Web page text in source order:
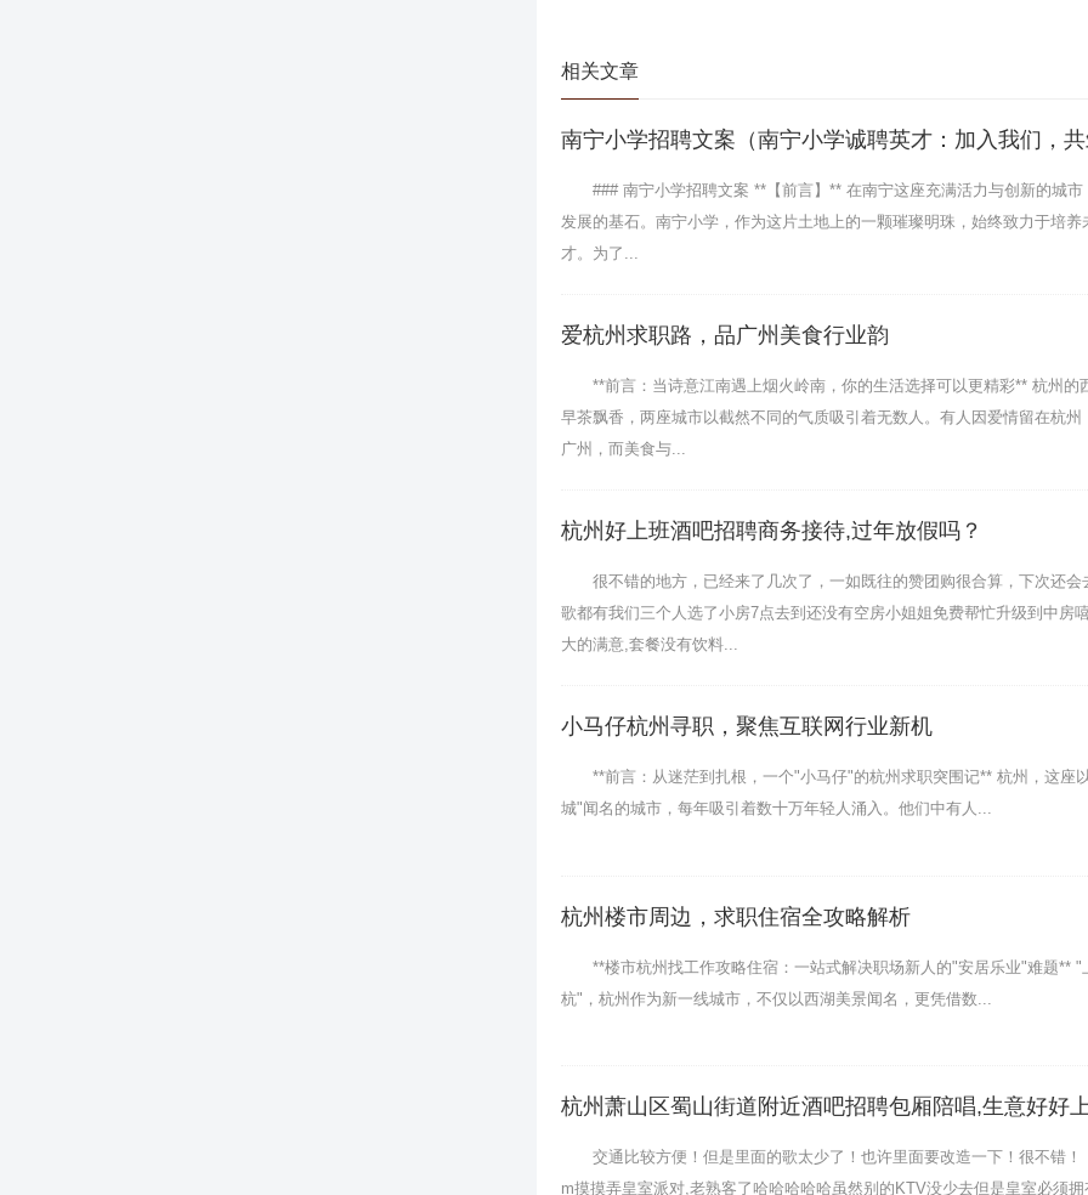
相关文章
南宁小学招聘文案（南宁小学诚聘英才：加入我们，
### 南宁小学招聘文案 **【前言】** 在南宁这座充满活力与创新的城市
发展的基石。南宁小学，作为这片土地上的一颗璀璨明珠，始终致力于培养
才。为了...
爱杭州求职路，品广州美食行业韵
**前言：当诗意江南遇上烟火岭南，你的生活选择可以更精彩** 杭州的
早茶飘香，两座城市以截然不同的气质吸引着无数人。有人因爱情留在杭州
广州，而美食与...
杭州好上班酒吧招聘商务接待,过年放假吗？
很不错的地方，已经来了几次了，一如既往的赞团购很合算，下次还会
歌都有我们三个人选了小房7点去到还没有空房小姐姐免费帮忙升级到中房
大的满意,套餐没有饮料...
小马仔杭州寻职，聚焦互联网行业新机
**前言：从迷茫到扎根，一个"小马仔"的杭州求职突围记** 杭州，这座
城"闻名的城市，每年吸引着数十万年轻人涌入。他们中有人...
杭州楼市周边，求职住宿全攻略解析
**楼市杭州找工作攻略住宿：一站式解决职场新人的"安居乐业"难题** "
杭"，杭州作为新一线城市，不仅以西湖美景闻名，更凭借数...
杭州萧山区蜀山街道附近酒吧招聘包厢陪唱,生意好好
交通比较方便！但是里面的歌太少了！也许里面要改造一下！很不错！
m摸摸弄皇室派对,老熟客了哈哈哈哈哈虽然别的KTV没少去但是皇室必须